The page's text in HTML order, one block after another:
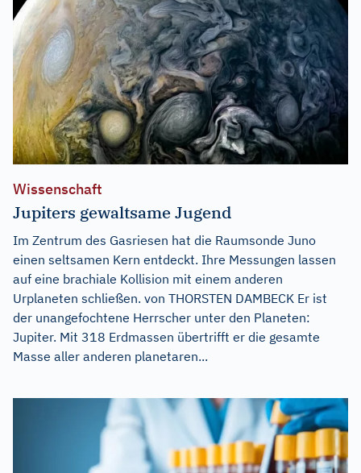
Wissenschaft
Jupiters gewaltsame Jugend
Im Zentrum des Gasriesen hat die Raumsonde Juno
einen seltsamen Kern entdeckt. Ihre Messungen lassen
auf eine brachiale Kollision mit einem anderen
Urplaneten schließen. von THORSTEN DAMBECK Er ist
der unangefochtene Herrscher unter den Planeten:
Jupiter. Mit 318 Erdmassen übertrifft er die gesamte
Masse aller anderen planetaren...